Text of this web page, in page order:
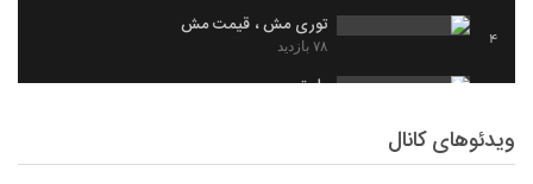
4
توری مش ، قیمت مش
۷۸ بازدید
رابیتس
ویدئوهای کانال